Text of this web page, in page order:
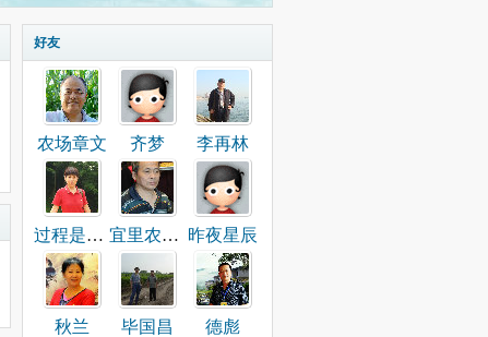
好友
农场章文 齐梦 李再林
过程是美丽的 宜里农场董建国 昨夜星辰
秋兰 毕国昌 德彪